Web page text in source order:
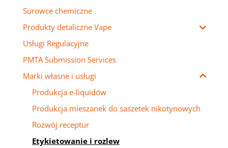
Surowce chemiczne
Produkty detaliczne Vape
Usługi Regulacyjne
PMTA Submission Services
Marki własne i usługi
Produkcja e-liquidów
Produkcja mieszanek do saszetek nikotynowych
Rozwój receptur
Etykietowanie i rozlew